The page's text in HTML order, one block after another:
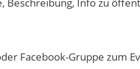
Beschreibung, Info zu
Facebook-Gruppe zum